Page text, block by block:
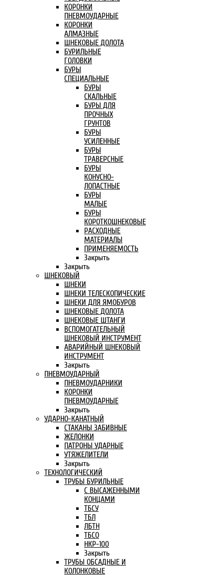
КОРОНКИ
ПНЕВМОУДАРНЫЕ
КОРОНКИ
АЛМАЗНЫЕ
ШНЕКОВЫЕ ДОЛОТА
БУРИЛЬНЫЕ
ГОЛОВКИ
БУРЫ
СПЕЦИАЛЬНЫЕ
БУРЫ
СКАЛЬНЫЕ
БУРЫ ДЛЯ
ПРОЧНЫХ
ГРУНТОВ
БУРЫ
УСИЛЕННЫЕ
БУРЫ
ТРАВЕРСНЫЕ
БУРЫ
КОНУСНО-
ЛОПАСТНЫЕ
БУРЫ
МАЛЫЕ
БУРЫ
КОРОТКОШНЕКОВЫЕ
РАСХОДНЫЕ
МАТЕРИАЛЫ
ПРИМЕНЯЕМОСТЬ
Закрыть
Закрыть
ШНЕКОВЫЙ
ШНЕКИ
ШНЕКИ ТЕЛЕСКОПИЧЕСКИЕ
ШНЕКИ ДЛЯ ЯМОБУРОВ
ШНЕКОВЫЕ ДОЛОТА
ШНЕКОВЫЕ ШТАНГИ
ВСПОМОГАТЕЛЬНЫЙ
ШНЕКОВЫЙ ИНСТРУМЕНТ
АВАРИЙНЫЙ ШНЕКОВЫЙ
ИНСТРУМЕНТ
Закрыть
ПНЕВМОУДАРНЫЙ
ПНЕВМОУДАРНИКИ
КОРОНКИ
ПНЕВМОУДАРНЫЕ
Закрыть
УДАРНО-КАНАТНЫЙ
СТАКАНЫ ЗАБИВНЫЕ
ЖЕЛОНКИ
ПАТРОНЫ УДАРНЫЕ
УТЯЖЕЛИТЕЛИ
Закрыть
ТЕХНОЛОГИЧЕСКИЙ
ТРУБЫ БУРИЛЬНЫЕ
С ВЫСАЖЕННЫМИ
КОНЦАМИ
ТБСУ
ТБЛ
ЛБТН
ТБСО
НКР-100
Закрыть
ТРУБЫ ОБСАДНЫЕ И
КОЛОНКОВЫЕ